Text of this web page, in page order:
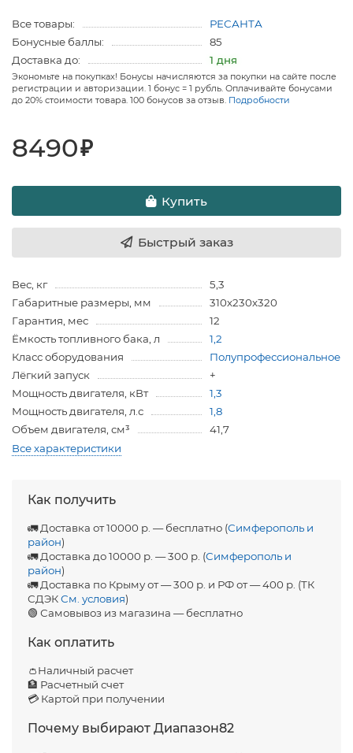
Все товары:
РЕСАНТА
Бонусные баллы:
85
Доставка до:
1 дня
Экономьте на покупках! Бонусы начисляются за покупки на сайте после
регистрации и авторизации. 1 бонус = 1 рубль. Оплачивайте бонусами
до 20% стоимости товара. 100 бонусов за отзыв. Подробности
8490₽
Купить
Быстрый заказ
Вес, кг
5,3
Габаритные размеры, мм
310х230х320
Гарантия, мес
12
Ёмкость топливного бака, л
1,2
Класс оборудования
Полупрофессиональное
Лёгкий запуск
+
Мощность двигателя, кВт
1,3
Мощность двигателя, л.с
1,8
Объем двигателя, см³
41,7
Все характеристики
Как получить
🚛 Доставка от 10000 р. — бесплатно (Симферополь и
район)
🚛 Доставка до 10000 р. — 300 р. (Симферополь и
район)
🚛 Доставка по Крыму от — 300 р. и РФ от — 400 р. (ТК
СДЭКСм. условия)
🟢 Самовывоз из магазина — бесплатно
Как оплатить
👛Наличный расчет
🏦 Расчетный счет
💳 Картой при получении
Почему выбирают Диапазон82